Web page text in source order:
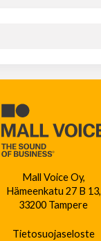
Mall Voice Oy,
Hämeenkatu 27 B 13,
33200 Tampere
Tietosuojaseloste